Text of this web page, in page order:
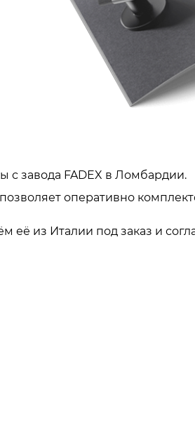
завода FADEX в Ломбардии.
оперативно
из Италии под заказ и